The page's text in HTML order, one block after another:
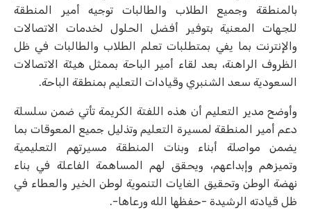
بالمنطقة وجميع الطلاب والطالبات توجيه أمير المنطقة
للجهات المعنية بتوفير أفضل الحلول لخدمات الاتصالات
والإنترنت بما يفي بمتطلبات تعلم الطلاب والطالبات في ظل
الظروف الراهنة، بعد لقاء أمير الباحة بممثل هيئة الاتصالات
السعودية سعد الشنبري وقيادات التعليم بمنطقة الباحة.
وأوضح مدير التعليم أن هذه اللفتة الكريمة تأتي ضمن سلسلة
دعم أمير المنطقة لمسيرة التعليم وتذليل جميع المعوقات بما
يضمن مواصلة أبناء وبنات المنطقة مسيرتهم التعليمية
وتميزهم وإبداعهم، ويحقق لهم المساهمة الفاعلة في بناء
نهضة الوطن وتحقيق الغايات التنموية لوطن الخير والعطاء في
ظل قيادته الرشيدة -حفظها الله ورعاها-.